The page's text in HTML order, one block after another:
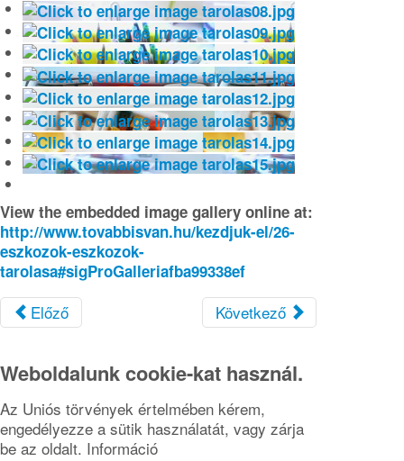
View the embedded image gallery online at:
http://www.tovabbisvan.hu/kezdjuk-el/26-
eszkozok-eszkozok-
tarolasa#sigProGalleriafba99338ef
Előző Következő
Weboldalunk cookie-kat használ.
Az Uniós törvények értelmében kérem,
engedélyezze a sütik használatát, vagy zárja
be az oldalt. Információ